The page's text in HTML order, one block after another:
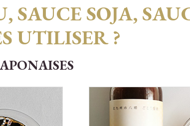
SAUCE SOJA,
UTILISER ?